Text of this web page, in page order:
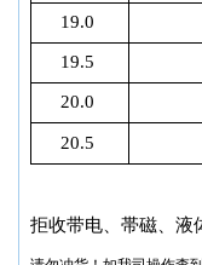
19.0
19.5
20.0
20.5
拒收带电、帯磁、液